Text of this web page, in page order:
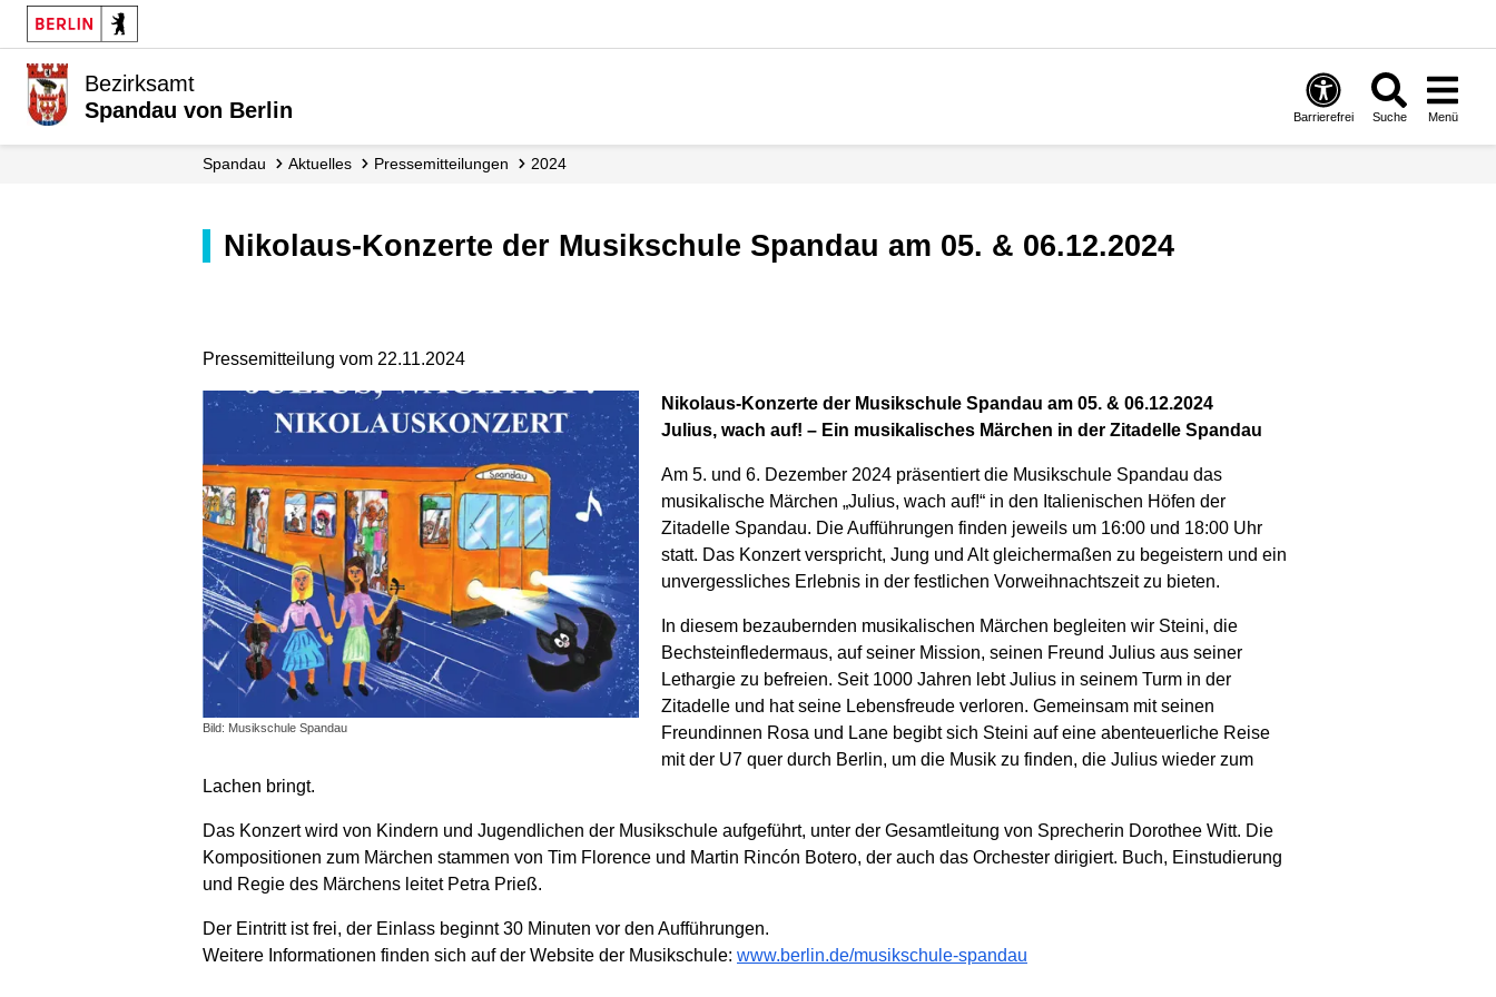
Bezirksamt
Spandau von Berlin
Barrierefrei Suche Menü
Spandau Aktuelles Presse­mitteilungen 2024
Nikolaus-Konzerte der Musikschule Spandau am 05. & 06.12.2024
Pressemitteilung vom 22.11.2024
Bild: Musikschule Spandau
Nikolaus-Konzerte der Musikschule Spandau am 05. & 06.12.2024
Julius, wach auf! – Ein musikalisches Märchen in der Zitadelle Spandau
Am 5. und 6. Dezember 2024 präsentiert die Musikschule Spandau das
musikalische Märchen „Julius, wach auf!“ in den Italienischen Höfen der
Zitadelle Spandau. Die Aufführungen finden jeweils um 16:00 und 18:00 Uhr
statt. Das Konzert verspricht, Jung und Alt gleichermaßen zu begeistern und ein
unvergessliches Erlebnis in der festlichen Vorweihnachtszeit zu bieten.
In diesem bezaubernden musikalischen Märchen begleiten wir Steini, die
Bechsteinfledermaus, auf seiner Mission, seinen Freund Julius aus seiner
Lethargie zu befreien. Seit 1000 Jahren lebt Julius in seinem Turm in der
Zitadelle und hat seine Lebensfreude verloren. Gemeinsam mit seinen
Freundinnen Rosa und Lane begibt sich Steini auf eine abenteuerliche Reise
mit der U7 quer durch Berlin, um die Musik zu finden, die Julius wieder zum
Lachen bringt.
Das Konzert wird von Kindern und Jugendlichen der Musikschule aufgeführt, unter der Gesamtleitung von Sprecherin Dorothee Witt. Die
Kompositionen zum Märchen stammen von Tim Florence und Martin Rincón Botero, der auch das Orchester dirigiert. Buch, Einstudierung
und Regie des Märchens leitet Petra Prieß.
Der Eintritt ist frei, der Einlass beginnt 30 Minuten vor den Aufführungen.
Weitere Informationen finden sich auf der Website der Musikschule: www.berlin.de/musikschule-spandau